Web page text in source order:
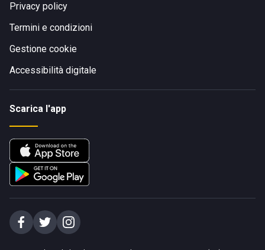
Privacy policy
Termini e condizioni
Gestione cookie
Accessibilità digitale
Scarica l'app